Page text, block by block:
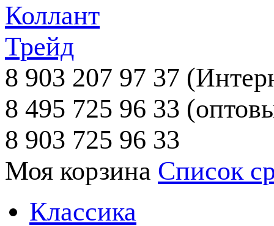
8 903 207 97 37
8 495 725 96 33
8 903 725 96 33
Моя корзина Список
Классика